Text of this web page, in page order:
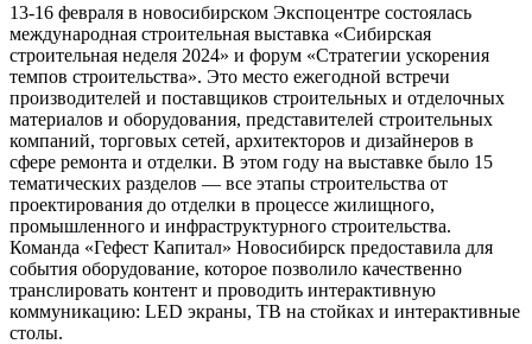
13-16 февраля в новосибирском Экспоцентре состоялась
международная строительная выставка «Сибирская
строительная неделя 2024» и форум «Стратегии ускорения
темпов строительства». Это место ежегодной встречи
производителей и поставщиков строительных и отделочных
материалов и оборудования, представителей строительных
компаний, торговых сетей, архитекторов и дизайнеров в
сфере ремонта и отделки. В этом году на выставке было 15
тематических разделов — все этапы строительства от
проектирования до отделки в процессе жилищного,
промышленного и инфраструктурного строительства.
Команда «Гефест Капитал» Новосибирск предоставила для
события оборудование, которое позволило качественно
транслировать контент и проводить интерактивную
коммуникацию: LED экраны, ТВ на стойках и интерактивные
столы.